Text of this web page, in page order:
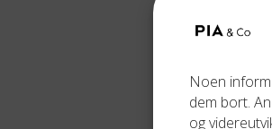
Noen
dem bort.
og